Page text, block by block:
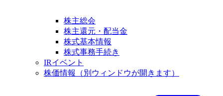
株主総会
株主還元・配当金
株式基本情報
株式事務手続き
IRイベント
株価情報
（別ウィンドウが開きます）